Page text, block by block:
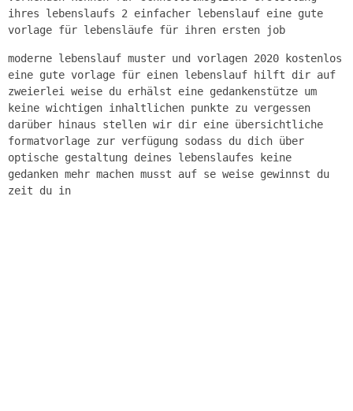
ihres lebenslaufs 2 einfacher lebenslauf eine gute
vorlage für lebensläufe für ihren ersten job
moderne lebenslauf muster und vorlagen 2020 kostenlos
eine gute vorlage für einen lebenslauf hilft dir auf
zweierlei weise du erhälst eine gedankenstütze um
keine wichtigen inhaltlichen punkte zu vergessen
darüber hinaus stellen wir dir eine übersichtliche
formatvorlage zur verfügung sodass du dich über
optische gestaltung deines lebenslaufes keine
gedanken mehr machen musst auf se weise gewinnst du
zeit du in